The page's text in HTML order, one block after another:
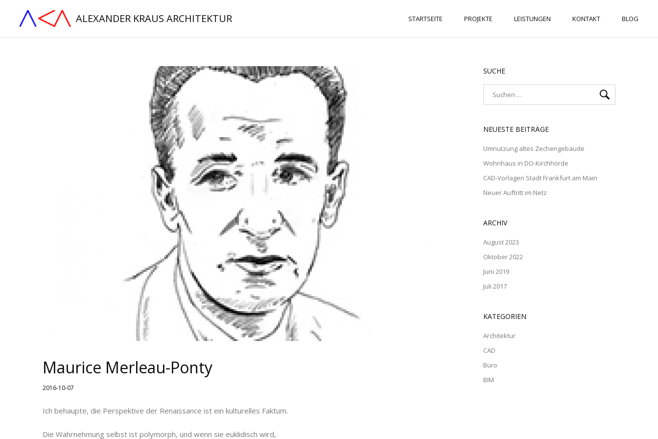
ALEXANDER KRAUS ARCHITEKTUR STARTSEITE PROJEKTE LEISTUNGEN KONTAKT BLOG
Maurice Merleau-Ponty
2016-10-07
Ich behaupte, die Perspektive der Renaissance ist ein kulturelles Faktum.
Die Wahrnehmung selbst ist polymorph, und wenn sie euklidisch wird,
SUCHE
NEUESTE BEITRÄGE
Umnutzung altes Zechengebäude
Wohnhaus in DO-Kirchhörde
CAD-Vorlagen Stadt Frankfurt am Main
Neuer Auftritt im Netz
ARCHIV
August 2023
Oktober 2022
Juni 2019
Juli 2017
KATEGORIEN
Architektur
CAD
Büro
BIM